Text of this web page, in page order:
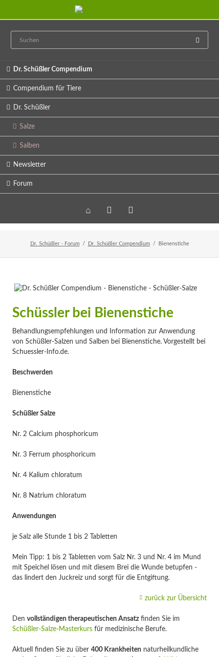
Dr. Schüßler Compendium
Compendium für Tiere
Dr. Schüßler
Salze
Salben
Newsletter
Forum
Home Veranstaltungen
Newsletter
Dr. Schüßler - Forum Dr. Schüßler Compendium Bienenstiche
Schüssler bei Bienenstiche
Behandlungsempfehlungen und Information zur Anwendung
von Schüßler-Salzen und Salben bei Bienenstiche. Vorgestellt bei
Schuessler-Info.de.
Beschwerden
Bienenstiche
Schüßler Salze
Nr. 2 Calcium phosphoricum
Nr. 3 Ferrum phosphoricum
Nr. 4 Kalium chloratum
Nr. 8 Natrium chloratum
Anwendungen
je Salz alle Stunde 1 bis 2 Tabletten
Mein Tipp: 1 bis 2 Tabletten vom Salz Nr. 3 und Nr. 4 im Mund
mit Speichel lösen und mit diesem Brei die Wunde betupfen -
das lindert den Juckreiz und sorgt für die Entgiftung.
zurück zur Übersicht
Den vollständigen therapeutischen Ansatzfinden Sie im
Schüßler-Salze-Masterkursfür medizinische Berufe.
Aktuell finden Sie zu über 400 Krankheiten naturheilkundliche